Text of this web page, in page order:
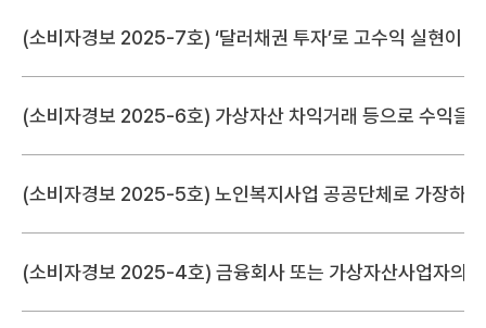
(소비자경보 2025-7호) ‘달러채권 투자’로 고수익 실현이
(소비자경보 2025-6호) 가상자산 차익거래 등으로 수익을
(소비자경보 2025-5호) 노인복지사업 공공단체로 가장하
(소비자경보 2025-4호) 금융회사 또는 가상자산사업자의